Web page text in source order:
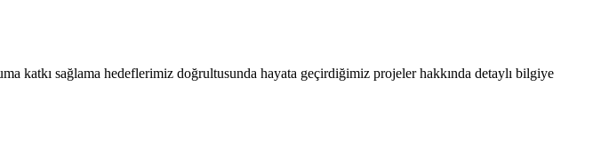
katkı sağlama hedeflerimiz doğrultusunda hayata geçirdiğimiz projeler hakkında detaylı bilgiye